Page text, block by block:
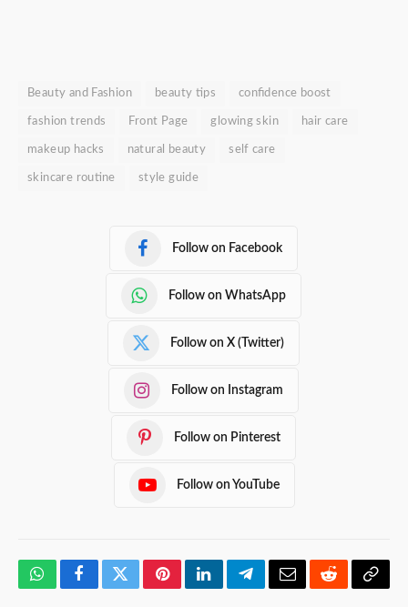
Beauty and Fashion beauty tips confidence boost
fashion trends Front Page glowing skin hair care
makeup hacks natural beauty self care
skincare routine style guide
Follow on Facebook
Follow on WhatsApp
Follow on X (Twitter)
Follow on Instagram
Follow on Pinterest
Follow on YouTube
WhatsAppFacebookTwitterPinterestLinkedInTelegramEmailRedditCopy